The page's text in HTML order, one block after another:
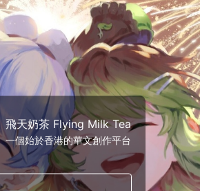
飛天奶茶 Flying Milk Tea
一個始於香港的華文創作平台